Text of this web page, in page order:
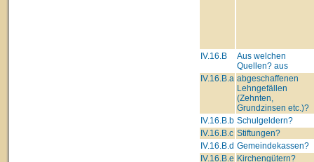
IV.16.B
Aus welchen
Quellen? aus
IV.16.B.a abgeschaffenen
Lehngefällen
(Zehnten,
Grundzinsen etc.)?
IV.16.B.b Schulgeldern?
IV.16.B.c Stiftungen?
IV.16.B.d Gemeindekassen?
IV.16.B.e Kirchengütern?